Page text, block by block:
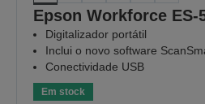
Epson Workforce ES-
Digitalizador portátil
Inclui o novo software
Conectividade USB
Em stock